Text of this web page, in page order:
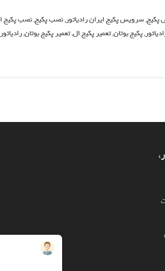
,سرویس پکیج ایران رادیاتور,نصب پکیج,نصب پکیج
,پکیج بوتان,تعمیر پکیج ال,تعمیر پکیج بوتان,رادیاتور